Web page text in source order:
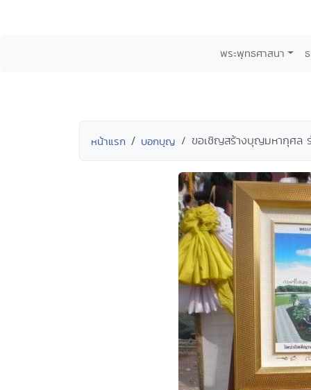
พระพุทธศาสนา
หน้าแรก บอกบุญ ขอเชิญสร้างบุญมหากุศล